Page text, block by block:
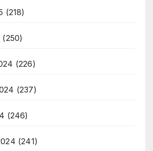
(218)
(250)
(226)
(237)
(246)
(241)